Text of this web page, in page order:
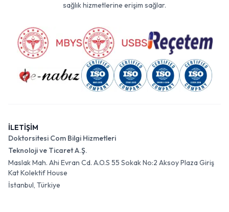
sağlık hizmetlerine erişim sağlar.
İLETİŞİM
Doktorsitesi Com Bilgi Hizmetleri
Teknoloji ve Ticaret A.Ş.
Maslak Mah. Ahi Evran Cd. A.O.S 55 Sokak No:2 Aksoy Plaza Giriş
Kat Kolektif House
İstanbul, Türkiye